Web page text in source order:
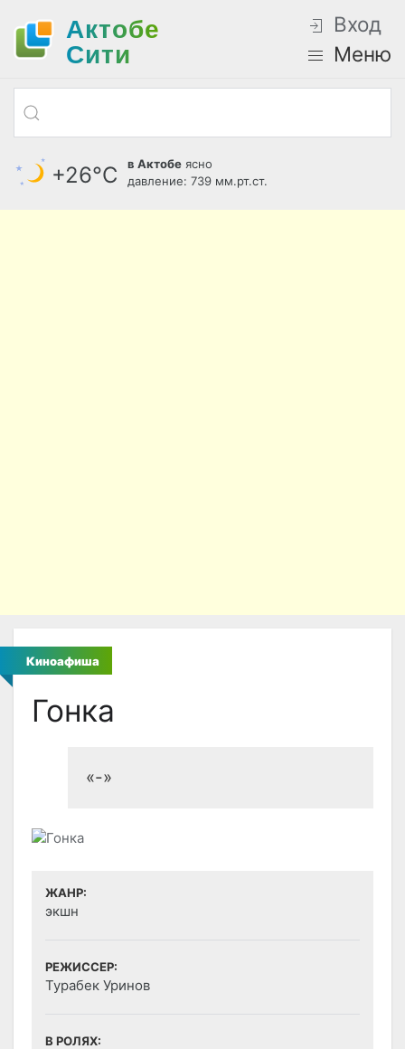
Актобе
Cити
Вход
Меню
+26°С в Актобе ясно
давление: 739 мм.рт.ст.
Киноафиша
Гонка
«-»
ЖАНР:
экшн
РЕЖИССЕР:
Турабек Уринов
В РОЛЯХ: